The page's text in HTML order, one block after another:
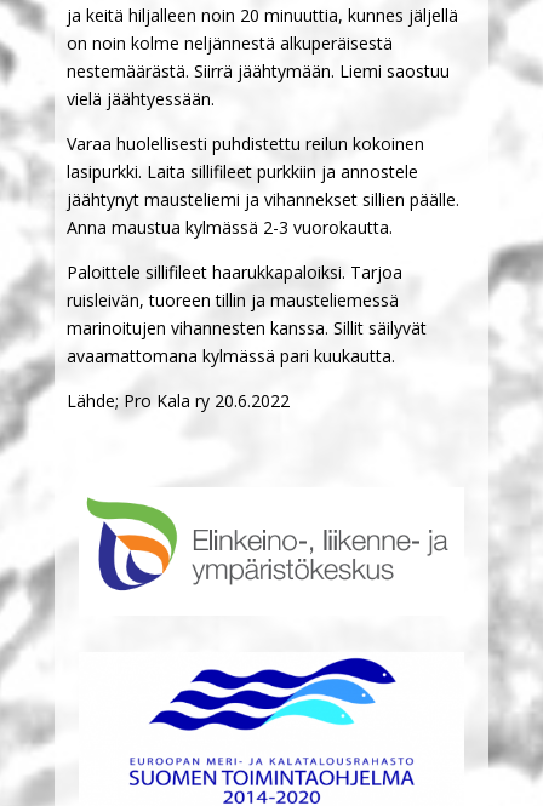
ja keitä hiljalleen noin 20 minuuttia, kunnes jäljellä
on noin kolme neljännestä alkuperäisestä
nestemäärästä. Siirrä jäähtymään. Liemi saostuu
vielä jäähtyessään.
Varaa huolellisesti puhdistettu reilun kokoinen
lasipurkki. Laita sillifileet purkkiin ja annostele
jäähtynyt mausteliemi ja vihannekset sillien päälle.
Anna maustua kylmässä 2-3 vuorokautta.
Paloittele sillifileet haarukkapaloiksi. Tarjoa
ruisleivän, tuoreen tillin ja mausteliemessä
marinoitujen vihannesten kanssa. Sillit säilyvät
avaamattomana kylmässä pari kuukautta.
Lähde; Pro Kala ry 20.6.2022